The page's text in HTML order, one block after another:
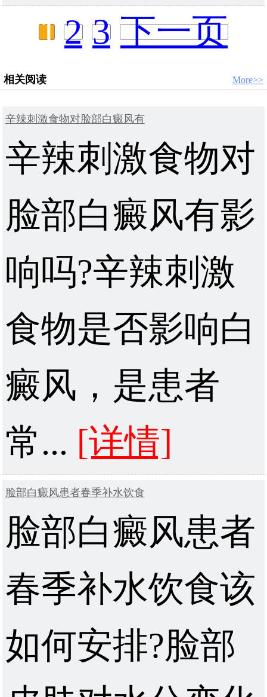
1 2 3 下一页
相关阅读 More>>
辛辣刺激食物对脸部白癜风有
辛辣刺激食物对
脸部白癜风有影
响吗?辛辣刺激
食物是否影响白
癜风，是患者
常... [详情]
脸部白癜风患者春季补水饮食
脸部白癜风患者
春季补水饮食该
如何安排?脸部